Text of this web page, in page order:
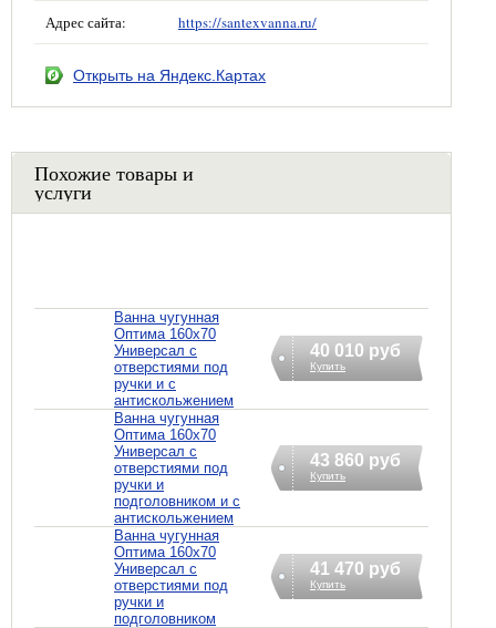
Адрес сайта: https://santexvanna.ru/
Открыть на Яндекс.Картах
Похожие товары и
услуги
Ванна чугунная
Оптима 160х70
Универсал с
отверстиями под
ручки и с
антискольжением
40 010 руб
Купить
Ванна чугунная
Оптима 160х70
Универсал с
отверстиями под
ручки и
подголовником и с
антискольжением
43 860 руб
Купить
Ванна чугунная
Оптима 160х70
Универсал с
отверстиями под
ручки и
подголовником
41 470 руб
Купить